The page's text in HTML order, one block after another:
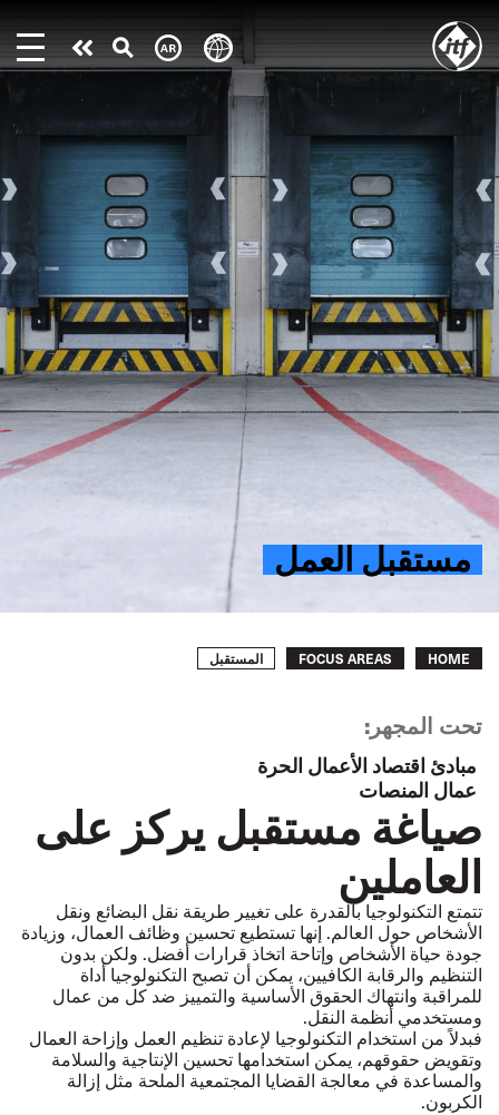
to
main
content
مستقبل العمل
Take
action
Breadcrumb
HOME
FOCUS AREAS المستقبل
تحت المجهر:
مبادئ اقتصاد الأعمال الحرة
عمال المنصات
صياغة مستقبل يركز على
العاملين
تتمتع التكنولوجيا بالقدرة على تغيير طريقة نقل البضائع ونقل
الأشخاص حول العالم. إنها تستطيع تحسين وظائف العمال، وزيادة
جودة حياة الأشخاص وإتاحة اتخاذ قرارات أفضل. ولكن بدون
التنظيم والرقابة الكافيين، يمكن أن تصبح التكنولوجيا أداة
للمراقبة وانتهاك الحقوق الأساسية والتمييز ضد كل من عمال
ومستخدمي أنظمة النقل.
فبدلاً من استخدام التكنولوجيا لإعادة تنظيم العمل وإزاحة العمال
وتقويض حقوقهم، يمكن استخدامها تحسين الإنتاجية والسلامة
والمساعدة في معالجة القضايا المجتمعية الملحة مثل إزالة
الكربون.